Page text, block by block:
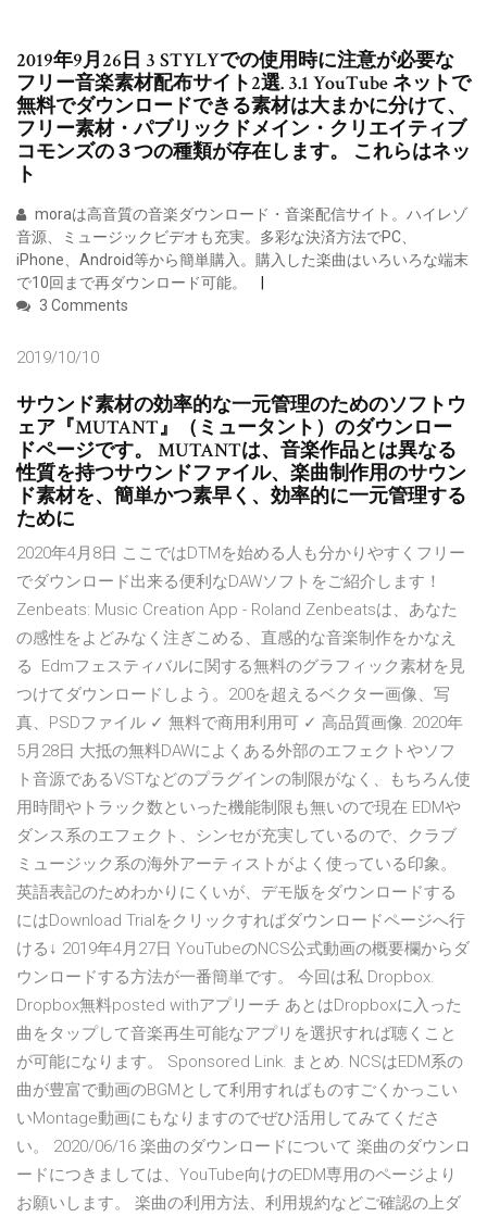
2019年9月26日 3 STYLYでの使用時に注意が必要な
フリー音楽素材配布サイト2選. 3.1 YouTube ネットで
無料でダウンロードできる素材は大まかに分けて、
フリー素材・パブリックドメイン・クリエイティブ
コモンズの３つの種類が存在します。 これらはネッ
ト
moraは高音質の音楽ダウンロード・音楽配信サイト。ハイレゾ
音源、ミュージックビデオも充実。多彩な決済方法でPC、
iPhone、Android等から簡単購入。購入した楽曲はいろいろな端末
で10回まで再ダウンロード可能。
3 Comments
2019/10/10
サウンド素材の効率的な一元管理のためのソフトウ
ェア『MUTANT』（ミュータント）のダウンロー
ドページです。 MUTANTは、音楽作品とは異なる
性質を持つサウンドファイル、楽曲制作用のサウン
ド素材を、簡単かつ素早く、効率的に一元管理する
ために
2020年4月8日 ここではDTMを始める人も分かりやすくフリー
でダウンロード出来る便利なDAWソフトをご紹介します！
Zenbeats: Music Creation App - Roland Zenbeatsは、あなた
の感性をよどみなく注ぎこめる、直感的な音楽制作をかなえ
る Edmフェスティバルに関する無料のグラフィック素材を見
つけてダウンロードしよう。200を超えるベクター画像、写
真、PSDファイル ✓ 無料で商用利用可 ✓ 高品質画像. 2020年
5月28日 大抵の無料DAWによくある外部のエフェクトやソフ
ト音源であるVSTなどのプラグインの制限がなく、もちろん使
用時間やトラック数といった機能制限も無いので現在 EDMや
ダンス系のエフェクト、シンセが充実しているので、クラブ
ミュージック系の海外アーティストがよく使っている印象。
英語表記のためわかりにくいが、デモ版をダウンロードする
にはDownload Trialをクリックすればダウンロードページへ行
ける↓ 2019年4月27日 YouTubeのNCS公式動画の概要欄からダ
ウンロードする方法が一番簡単です。 今回は私 Dropbox.
Dropbox無料posted withアプリーチ あとはDropboxに入った
曲をタップして音楽再生可能なアプリを選択すれば聴くこと
が可能になります。 Sponsored Link. まとめ. NCSはEDM系の
曲が豊富で動画のBGMとして利用すればものすごくかっこい
いMontage動画にもなりますのでぜひ活用してみてくださ
い。 2020/06/16 楽曲のダウンロードについて 楽曲のダウンロ
ードにつきましては、YouTube向けのEDM専用のページより
お願いします。 楽曲の利用方法、利用規約などご確認の上ダ